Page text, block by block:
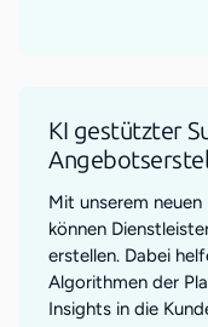
KI gestützter
Mit unserem
können
erstellen. Dabei
Algorithmen der
Insights in die